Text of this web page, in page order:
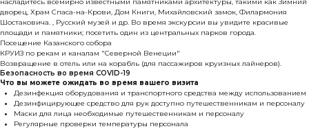
дворец, Храм Спаса-на-Крови, Дом Книги, Михайловский замок, Филармония
Шостаковича. , Русский музей и др. Во время экскурсии вы увидите красивые
площади и памятники; посетить один из центральных парков города.
Посещение Казанского собора
КРУИЗ по рекам и каналам "Северной Венеции"
Возвращение в отель или на корабль (для пассажиров круизных лайнеров).
Безопасность во время COVID-19
Что вы можете ожидать во время вашего визита
Дезинфекция оборудования и транспортного средства между использованием
Дезинфицирующее средство для рук доступно путешественникам и персоналу
Маски для лица необходимые путешественникам и персоналу
Регулярные проверки температуры персонала